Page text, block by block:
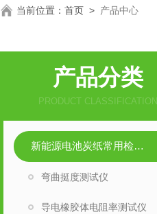
当前位置： 首页 > 产品中心
产品分类
PRODUCT CLASSIFICATION
新能源电池炭纸常用检测仪
弯曲挺度测试仪
导电橡胶体电阻率测试仪